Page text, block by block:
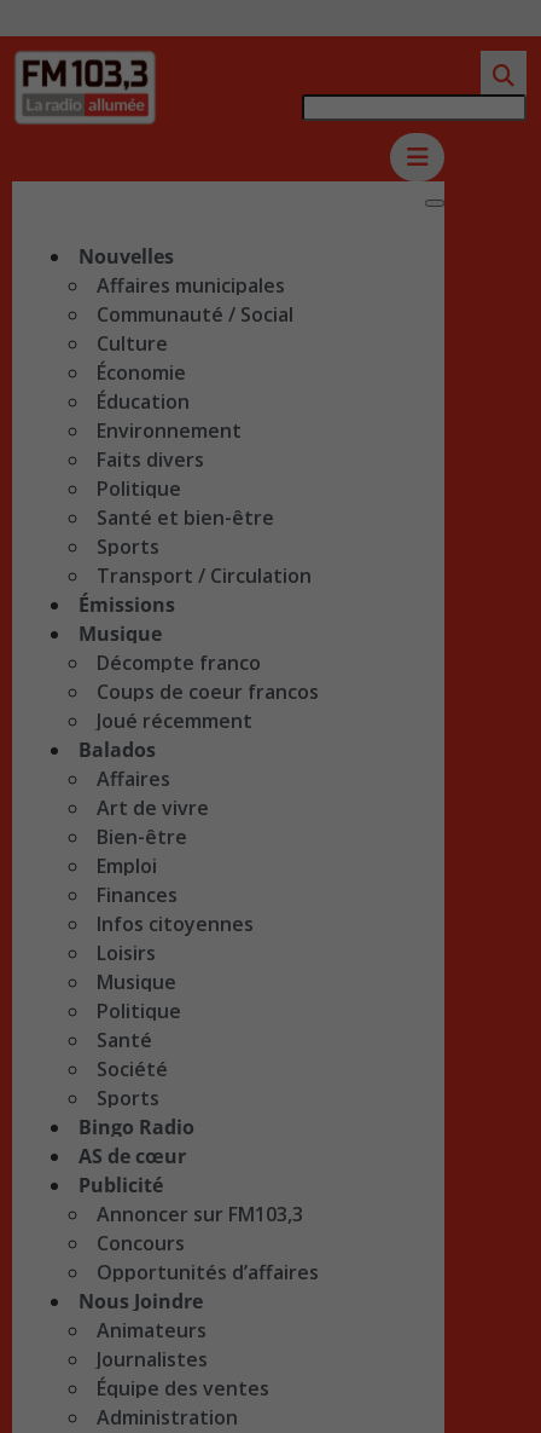
Nouvelles
Affaires municipales
Communauté / Social
Culture
Économie
Éducation
Environnement
Faits divers
Politique
Santé et bien-être
Sports
Transport / Circulation
Émissions
Musique
Décompte franco
Coups de coeur francos
Joué récemment
Balados
Affaires
Art de vivre
Bien-être
Emploi
Finances
Infos citoyennes
Loisirs
Musique
Politique
Santé
Société
Sports
Bingo Radio
AS de cœur
Publicité
Annoncer sur FM103,3
Concours
Opportunités d’affaires
Nous Joindre
Animateurs
Journalistes
Équipe des ventes
Administration